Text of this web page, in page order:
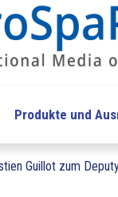
Produkte und
Guillot zum